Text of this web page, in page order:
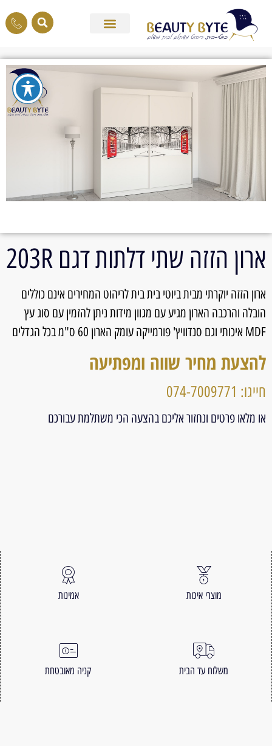
ארון הזזה שתי דלתות דגם 203R
ארון הזזה יוקרתי מבית ביוטי בית בית לריהוט המחירים אינם כוללים
הובלה והרכבה הארון מגיע עם מגוון מידות ניתן להזמין עם סוג עץ
MDF איכותי וגם סנדוויץ' פורמייקה עומק הארון 60 ס"מ בכל הגדלים
להצעת מחיר שווה ומפתיעה
חייגו: 074-7009771
או מלאו פרטים ונחזור אליכם בהצעה הכי משתלמת עבורכם
מוצרי איכות אמינות
משלוח עד הבית קניה מאובטחת